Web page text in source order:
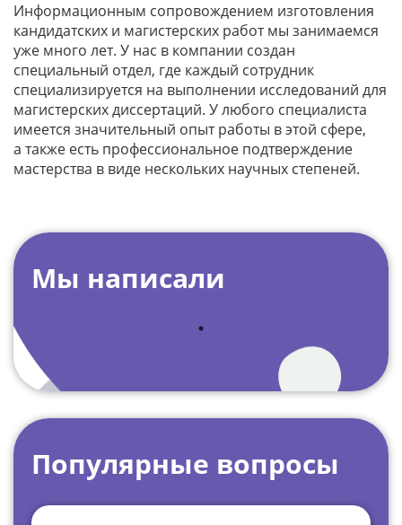
Информационным сопровождением изготовления
кандидатских и магистерских работ мы занимаемся
уже много лет. У нас в компании создан
специальный отдел, где каждый сотрудник
специализируется на выполнении исследований для
магистерских диссертаций. У любого специалиста
имеется значительный опыт работы в этой сфере,
а также есть профессиональное подтверждение
мастерства в виде нескольких научных степеней.
Мы написали
Популярные вопросы